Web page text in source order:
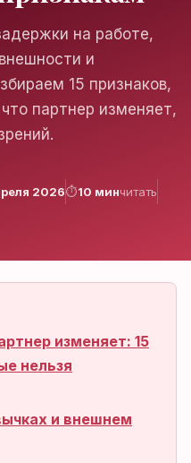
ID
на работе,
и
15 признаков,
партнер изменяет,
2026⏱10 минчитать
изменяет: 15
нельзя
и внешнем